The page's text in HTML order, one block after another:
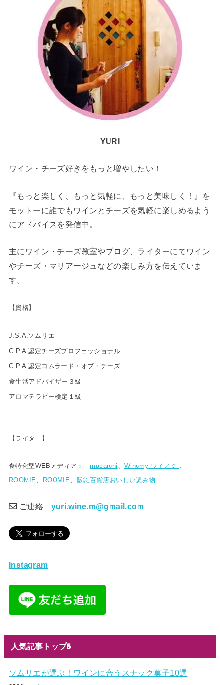
YURI
ワイン・チーズ好きをもっと増やしたい！
『もっと楽しく、もっと気軽に、もっと美味しく！』を
モットーに誰でもワインとチーズを気軽に楽しめるよう
にアドバイスを発信中。
主にワイン・チーズ教室やブログ、ライターにてワイン
やチーズ・マリアージュなどの楽しみ方を伝えていま
す。
【資格】
J.S.A.ソムリエ
C.P.A.認定チーズプロフェッショナル
C.P.A.認定コムラード・オブ・チーズ
食生活アドバイザー３級
アロマテラピー検定１級
【ライター】
食特化型WEBメディア：macaroni Winomy-ワイノミ-、
ROOMIE
ROOMIE 阪急百貨店おいしい読み物
ご連絡yuri.wine.m@gmail.com
Instagram
人気記事トップ5
ソムリエが選ぶ！ワインに合うスナック菓子10選